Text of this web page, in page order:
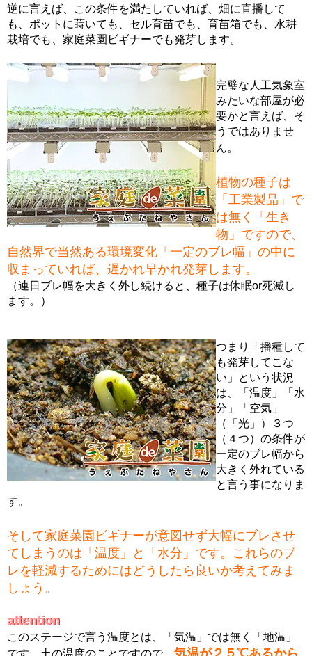
逆に言えば、この条件を満たしていれば、畑に直播して
も、ポットに蒔いても、セル育苗でも、育苗箱でも、水耕
栽培でも、家庭菜園ビギナーでも発芽します。
完璧な人工気象室
みたいな部屋が必
要かと言えば、そ
うではありませ
ん。
植物の種子は
「工業製品」で
は無く「生き
物」ですので、
自然界で当然ある環境変化「一定のブレ幅」の中に
収まっていれば、遅かれ早かれ発芽します。
（連日ブレ幅を大きく外し続けると、種子は休眠or死滅し
ます。）
つまり「播種して
も発芽してこな
い」という状況
は、「温度」「水
分」「空気」
（「光」）３つ
（４つ）の条件が
一定のブレ幅から
大きく外れている
と言う事になりま
す。
そして家庭菜園ビギナーが意図せず大幅にブレさせ
てしまうのは「温度」と「水分」です。これらのブ
レを軽減するためにはどうしたら良いか考えてみま
しょう。
attention
attention
このステージで言う温度とは、「気温」では無く「地温」
です。土の温度のことですので、 気温が２５℃あるから